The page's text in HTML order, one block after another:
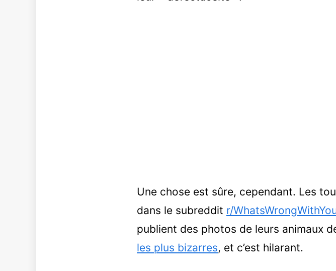
Une chose est sûre, cependant. Les
dans le subreddit r/
publient des photos de leurs animaux
les plus bizarres, et c’est hilarant.